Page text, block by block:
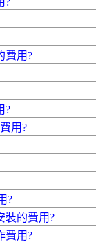
費用?
?
用?
?
裝的費用?
費用?